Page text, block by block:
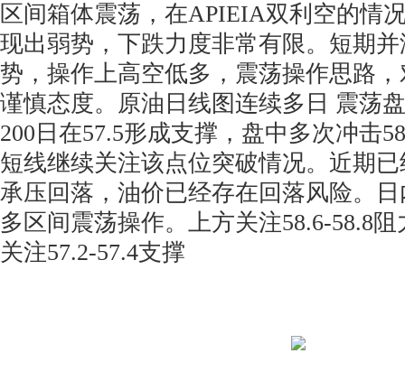
区间箱体震荡，在APIEIA双利空的情
现出弱势，下跌力度非常有限。短期
势，操作上高空低多，震荡操作思路
谨慎态度。原油日线图连续多日 震荡
200日在57.5形成支撑，盘中多次冲击
短线继续关注该点位突破情况。近期
承压回落，油价已经存在回落风险。
多区间震荡操作。上方关注58.6-58.8
关注57.2-57.4支撑